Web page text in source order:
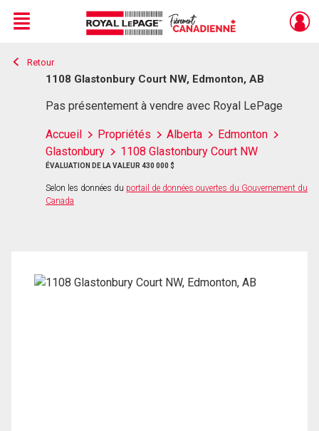
Live
En Direct
Menu
Retour
1108 Glastonbury Court NW, Edmonton, AB
Pas présentement à vendre avec Royal LePage
Accueil Propriétés Alberta
Edmonton
Glastonbury
1108 Glastonbury Court NW
ÉVALUATION DE LA VALEUR 430 000 $
Selon les données du portail de données ouvertes du Gouvernement du
Canada